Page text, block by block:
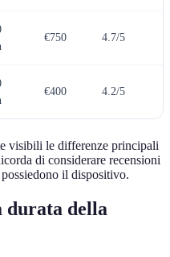
€750 4.7/5
€400 4.2/5
visibili le differenze principali
di considerare recensioni
il dispositivo.
durata della